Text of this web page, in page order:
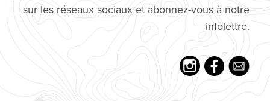
sur les réseaux sociaux et abonnez-vous à notre
infolettre.